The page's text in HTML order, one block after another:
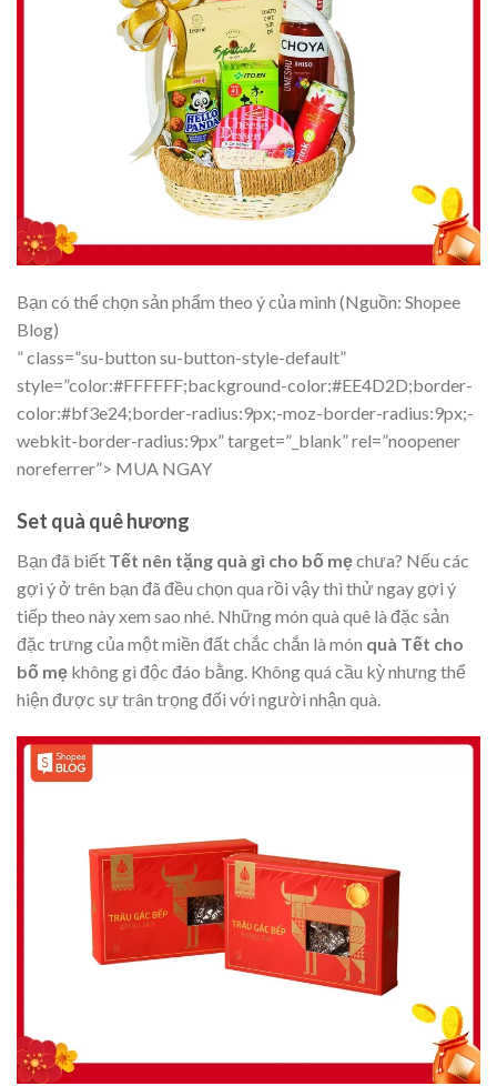
Bạn có thể chọn sản phẩm theo ý của mình (Nguồn: Shopee
Blog)
” class=”su-button su-button-style-default”
style=”color:#FFFFFF;background-color:#EE4D2D;border-
color:#bf3e24;border-radius:9px;-moz-border-radius:9px;-
webkit-border-radius:9px” target=”_blank” rel=”noopener
noreferrer”> MUA NGAY
Set quà quê hương
Bạn đã biết Tết nên tặng quà gì cho bố mẹchưa? Nếu các
gợi ý ở trên bạn đã đều chọn qua rồi vậy thì thử ngay gợi ý
tiếp theo này xem sao nhé. Những món quà quê là đặc sản
đặc trưng của một miền đất chắc chắn là món quà Tết cho
bố mẹ không gì độc đáo bằng. Không quá cầu kỳ nhưng thể
hiện được sự trân trọng đối với người nhận quà.